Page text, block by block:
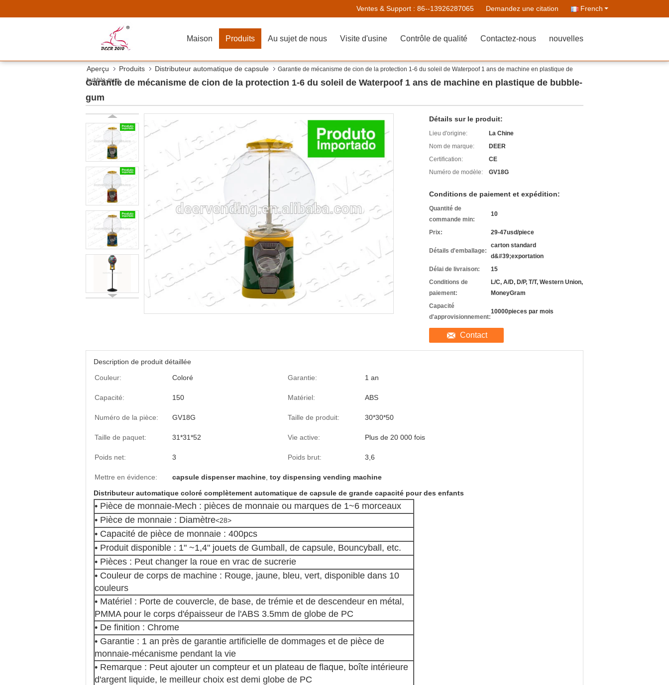
Ventes & Support : 86--13926287065 Demandez une citation French
Maison Produits Au sujet de nous Visite d'usine Contrôle de qualité Contactez-nous nouvelles
Aperçu Produits Distributeur automatique de capsule
Garantie de mécanisme de cion de la protection 1-6 du soleil de Waterpoof 1 ans de machine en plastique de
bubble-gum
Garantie de mécanisme de cion de la protection 1-6 du soleil de Waterpoof 1 ans de machine en plastique de bubble-
gum
Détails sur le produit:
Lieu d'origine:
La Chine
Nom de marque:
DEER
Certification:
CE
Numéro de modèle:
GV18G
Conditions de paiement et expédition:
Quantité de
commande min:
10
Prix: 29-47usd/piece
Détails d'emballage:
carton standard
d&#39;exportation
Délai de livraison:
15
Conditions de
paiement:
L/C, A/D, D/P, T/T, Western Union,
MoneyGram
Capacité
d'approvisionnement:
10000pieces par mois
Contact
Description de produit détaillée
Couleur:
Coloré Garantie: 1 an
Capacité: 150 Matériel: ABS
Numéro de la pièce: GV18G Taille de produit: 30*30*50
Taille de paquet: 31*31*52 Vie active: Plus de 20 000 fois
Poids net: 3 Poids brut: 3,6
Mettre en évidence: capsule dispenser machine toy dispensing vending machine
Distributeur automatique coloré complètement automatique de capsule de grande capacité pour des enfants
• Pièce de monnaie-Mech : pièces de monnaie ou marques de 1~6 morceaux
• Pièce de monnaie : Diamètre<28>
• Capacité de pièce de monnaie : 400pcs
• Produit disponible : 1" ~1,4" jouets de Gumball, de capsule, Bouncyball, etc.
• Pièces : Peut changer la roue en vrac de sucrerie
• Couleur de corps de machine : Rouge, jaune, bleu, vert, disponible dans 10
couleurs
• Matériel : Porte de couvercle, de base, de trémie et de descendeur en métal,
PMMA pour le corps d'épaisseur de l'ABS 3.5mm de globe de PC
• De finition : Chrome
• Garantie : 1 an près de garantie artificielle de dommages et de pièce de
monnaie-mécanisme pendant la vie
• Remarque : Peut ajouter un compteur et un plateau de flaque, boîte intérieure
d'argent liquide, le meilleur choix est demi globe de PC